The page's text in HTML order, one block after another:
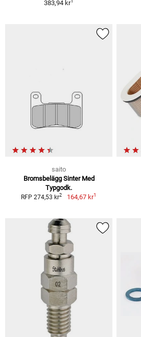
383,94 kr
saito
Bromsbelägg Sinter Med
Typgodk.
RFP 274,53 kr2 164,67 kr1